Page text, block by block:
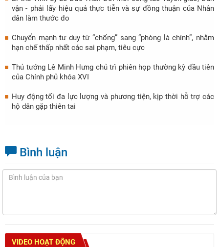
vận - phải lấy hiệu quả thực tiễn và sự đồng thuận của Nhân
dân làm thước đo
Chuyển mạnh tư duy từ “chống” sang “phòng là chính”, nhằm
hạn chế thấp nhất các sai phạm, tiêu cực
Thủ tướng Lê Minh Hưng chủ trì phiên họp thường kỳ đầu tiên
của Chính phủ khóa XVI
Huy động tối đa lực lượng và phương tiện, kịp thời hỗ trợ các
hộ dân gặp thiên tai
Bình luận
VIDEO HOẠT ĐỘNG